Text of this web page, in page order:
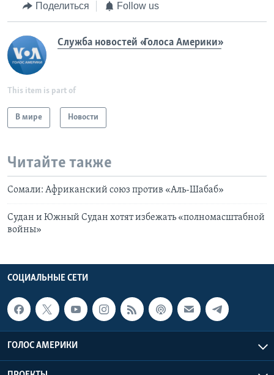
Поделиться Follow us
Служба новостей «Голоса Америки»
This item is part of
В мире Новости
Читайте также
Сомали: Африканский союз против «Аль-Шабаб»
Судан и Южный Судан хотят избежать «полномасштабной
войны»
СОЦИАЛЬНЫЕ СЕТИ
ГОЛОС АМЕРИКИ